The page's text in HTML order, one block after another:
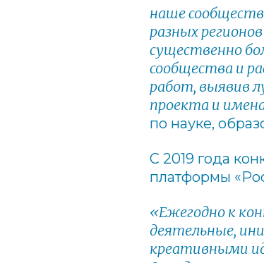
наше
разных
существенно
сообщества и
работ, выявив
проекта и
по науке,
С 2019 года
платформы
«Ежегодно к
деятельные,
креативными